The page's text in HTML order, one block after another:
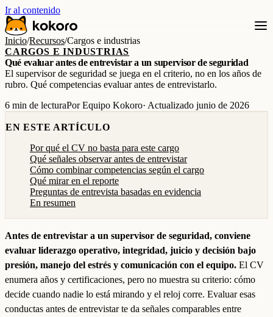
Ir al contenido
Inicio/Recursos/Cargos e industrias
CARGOS E INDUSTRIAS
Qué evaluar antes de entrevistar a un supervisor de seguridad
El supervisor de seguridad se juega en el criterio, no en los años de
rubro. Qué competencias evaluar antes de entrevistarlo.
6 min de lecturaPor Equipo Kokoro· Actualizado junio de 2026
EN ESTE ARTÍCULO
Por qué el CV no basta para este cargo
Qué señales observar antes de entrevistar
Cómo combinar competencias según el cargo
Qué mirar en el reporte
Preguntas de entrevista basadas en evidencia
En resumen
Antes de entrevistar a un supervisor de seguridad, conviene
evaluar liderazgo operativo, integridad, juicio y decisión bajo
presión, manejo del estrés y comunicación con el equipo. El CV
enumera años y certificaciones, pero no muestra su criterio: cómo
decide cuando nadie lo está mirando y el reloj corre. Evaluar esas
conductas antes de entrevistar te da señales comparables entre